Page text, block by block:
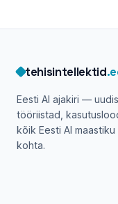
tehisintellektid
Eesti AI ajakiri —
tööriistad,
kõik Eesti AI maastiku
kohta.